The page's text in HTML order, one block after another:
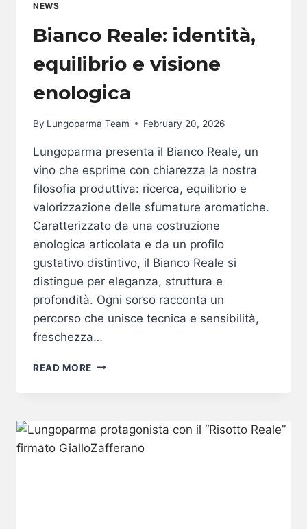
NEWS
Bianco Reale: identità,
equilibrio e visione
enologica
By Lungoparma Team February 20, 2026
Lungoparma presenta il Bianco Reale, un
vino che esprime con chiarezza la nostra
filosofia produttiva: ricerca, equilibrio e
valorizzazione delle sfumature aromatiche.
Caratterizzato da una costruzione
enologica articolata e da un profilo
gustativo distintivo, il Bianco Reale si
distingue per eleganza, struttura e
profondità. Ogni sorso racconta un
percorso che unisce tecnica e sensibilità,
freschezza…
READ MORE BIANCO
VISIONE
ENOLOGICA